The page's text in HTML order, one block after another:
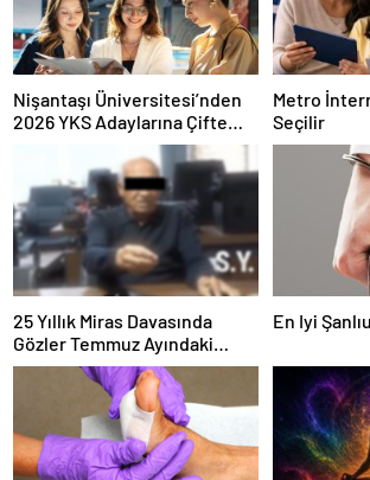
Nişantaşı Üniversitesi’nden
2026 YKS Adaylarına Çifte
Güvence: Sabit Ücret ve
Kesintisiz Burs
Metro
Seçilir
25 Yıllık Miras Davasında
Gözler Temmuz Ayındaki
Karar Duruşmasına Çevrildi
En Iyi